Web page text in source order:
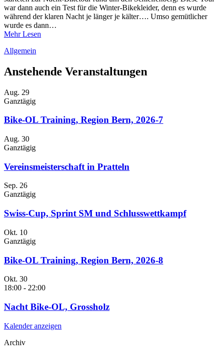
war dann auch ein Test für die Winter-Bikekleider, denn es wurde
während der klaren Nacht je länger je kälter…. Umso gemütlicher
wurde es dann…
Mehr Lesen
Allgemein
Anstehende Veranstaltungen
Aug. 29
Ganztägig
Bike-OL Training, Region Bern, 2026-7
Aug. 30
Ganztägig
Vereinsmeisterschaft in Pratteln
Sep. 26
Ganztägig
Swiss-Cup, Sprint SM und Schlusswettkampf
Okt. 10
Ganztägig
Bike-OL Training, Region Bern, 2026-8
Okt. 30
18:00 - 22:00
Nacht Bike-OL, Grossholz
Kalender anzeigen
Archiv